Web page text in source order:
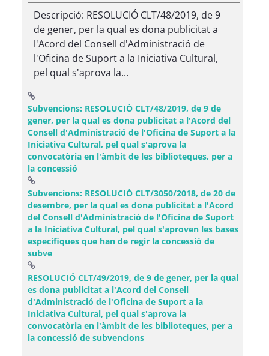
Descripció: RESOLUCIÓ CLT/48/2019, de 9
de gener, per la qual es dona publicitat a
l'Acord del Consell d'Administració de
l'Oficina de Suport a la Iniciativa Cultural,
pel qual s'aprova la...
Subvencions: RESOLUCIÓ CLT/48/2019, de 9 de
gener, per la qual es dona publicitat a l'Acord del
Consell d'Administració de l'Oficina de Suport a la
Iniciativa Cultural, pel qual s'aprova la
convocatòria en l'àmbit de les biblioteques, per a
la concessió
Subvencions: RESOLUCIÓ CLT/3050/2018, de 20 de
desembre, per la qual es dona publicitat a l'Acord
del Consell d'Administració de l'Oficina de Suport
a la Iniciativa Cultural, pel qual s'aproven les bases
específiques que han de regir la concessió de
subve(Obre una finestra nova)
RESOLUCIÓ CLT/49/2019, de 9 de gener, per la qual
es dona publicitat a l'Acord del Consell
d'Administració de l'Oficina de Suport a la
Iniciativa Cultural, pel qual s'aprova la
convocatòria en l'àmbit de les biblioteques, per a
la concessió de subvencions(Obre una finestra nova)